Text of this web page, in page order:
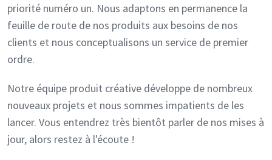
priorité numéro un. Nous adaptons en permanence la
feuille de route de nos produits aux besoins de nos
clients et nous conceptualisons un service de premier
ordre.
Notre équipe produit créative développe de nombreux
nouveaux projets et nous sommes impatients de les
lancer. Vous entendrez très bientôt parler de nos mises à
jour, alors restez à l'écoute !